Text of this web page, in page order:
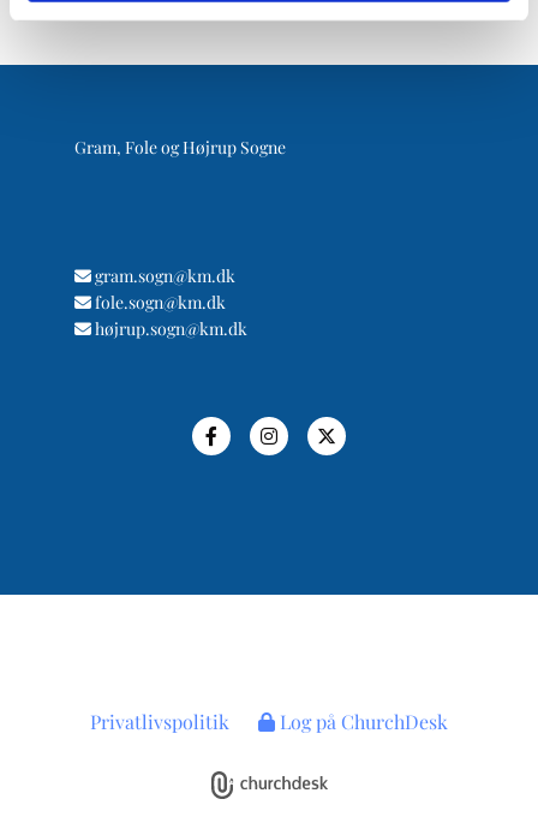
Gram, Fole og Højrup Sogne
 gram.sogn@km.dk
 fole.sogn@km.dk
 højrup.sogn@km.dk
Privatlivspolitik Log på ChurchDesk